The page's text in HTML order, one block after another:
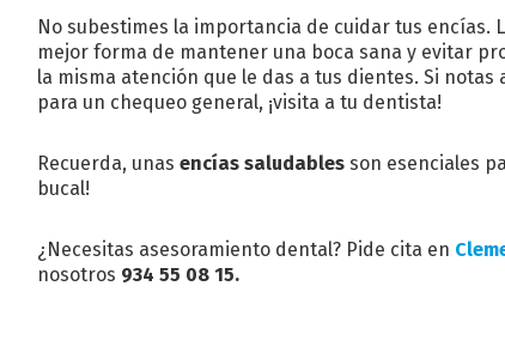
No subestimes la importancia de cuidar tus encías.
mejor forma de mantener una boca sana y evitar
la misma atención que le das a tus dientes. Si
para un chequeo general, ¡visita a tu dentista!
Recuerda, unas encías saludables son esenciales
bucal!
¿Necesitas asesoramiento dental? Pide cita en
nosotros 934 55 08 15.